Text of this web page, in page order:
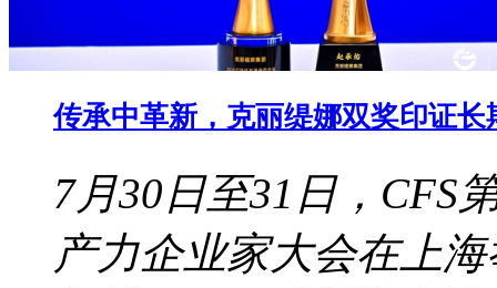
传承中革新，克丽缇娜双奖印证长
7月30日至31日，CFS
产力企业家大会在上